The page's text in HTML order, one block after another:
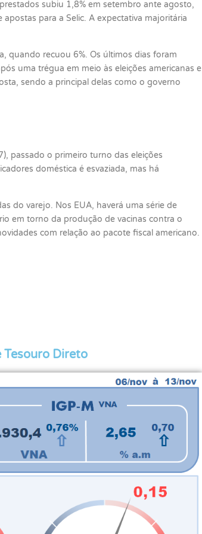
subiu 1,8% em setembro ante agosto,
para a Selic. A expectativa majoritária
quando recuou 6%. Os últimos dias foram
uma trégua em meio às eleições americanas e
sendo a principal delas como o governo
passado o primeiro turno das eleições
doméstica é esvaziada, mas há
do varejo. Nos EUA, haverá uma série de
em torno da produção de vacinas contra o
com relação ao pacote fiscal americano.
Tesouro Direto